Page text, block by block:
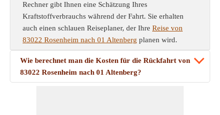
Rechner gibt Ihnen eine Schätzung Ihres
Kraftstoffverbrauchs während der Fahrt. Sie erhalten
auch einen schlauen Reiseplaner, der Ihre Reise von
83022 Rosenheim nach 01 Altenberg planen wird.
Wie berechnet man die Kosten für die Rückfahrt von
83022 Rosenheim nach 01 Altenberg?